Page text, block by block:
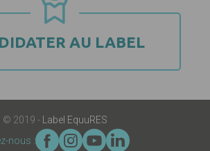
AU LABEL
© 2019 -
Label EquuRES
nous :